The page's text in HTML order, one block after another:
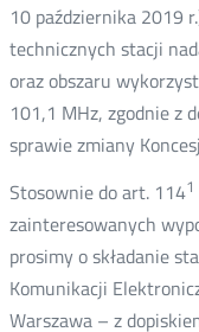
10 października 2019
technicznych stacji
oraz obszaru
101,1 MHz, zgodnie z
sprawie zmiany
Stosownie do art. 1141
zainteresowanych
prosimy o składanie
Komunikacji
Warszawa – z